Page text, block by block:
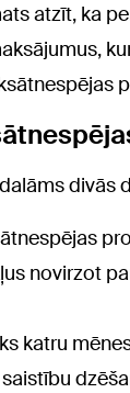
atzīt, ka
divās
novirzot
katru